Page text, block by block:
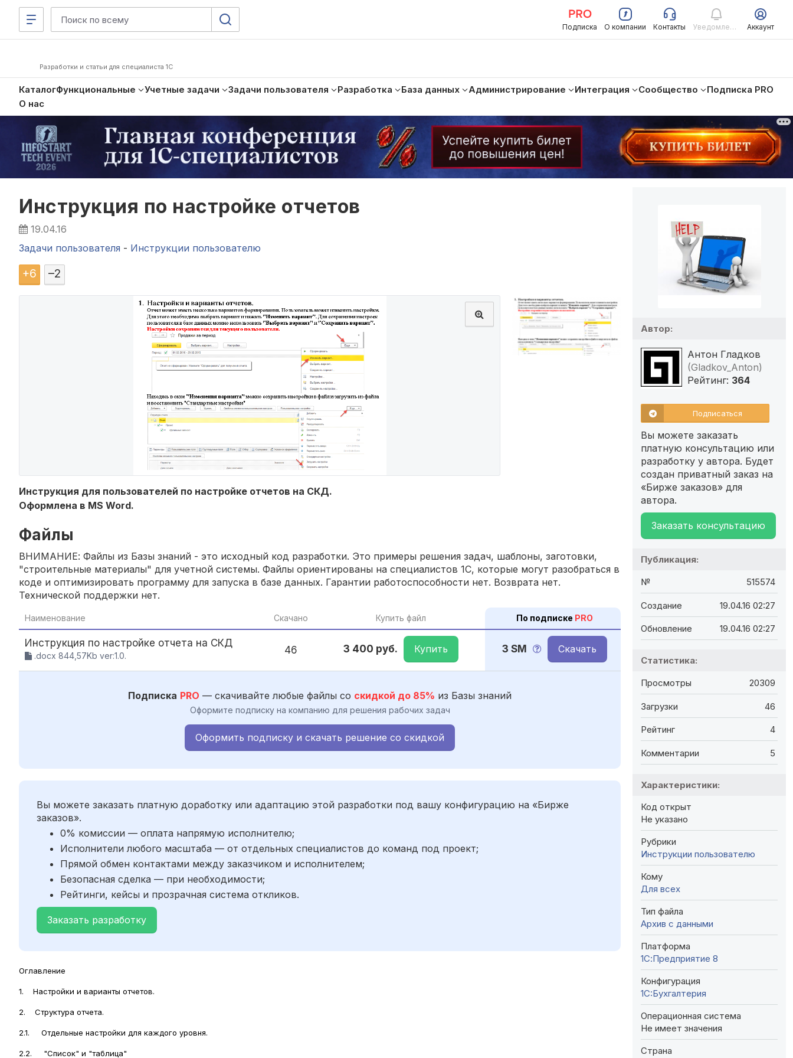
Подписка О компании Контакты Уведомления Аккаунт
Разработки и статьи для специалиста 1С
КаталогФункциональные Учетные задачи Задачи пользователя Разработка База данных Администрирование Интеграция Сообщество
Подписка PRO
О нас
Инструкция по настройке отчетов
19.04.16
Задачи пользователя - Инструкции пользователю
+6 –2
Инструкция для пользователей по настройке отчетов на СКД.
Оформлена в MS Word.
Файлы
ВНИМАНИЕ: Файлы из Базы знаний - это исходный код разработки. Это примеры решения задач, шаблоны, заготовки,
"строительные материалы" для учетной системы. Файлы ориентированы на специалистов 1С, которые могут разобраться в
коде и оптимизировать программу для запуска в базе данных. Гарантии работоспособности нет. Возврата нет.
Технической поддержки нет.
Наименование Скачано Купить файл По подписке PRO
Инструкция по настройке отчета на СКД
.docx 844,57Kb ver:1.0. 46 3 400 руб. Купить 3 SM Скачать
Подписка PRO — скачивайте любые файлы со скидкой до 85% из Базы знаний
Оформите подписку на компанию для решения рабочих задач
Оформить подписку и скачать решение со скидкой
Вы можете заказать платную доработку или адаптацию этой разработки под вашу конфигурацию на «Бирже
заказов».
0% комиссии — оплата напрямую исполнителю;
Исполнители любого масштаба — от отдельных специалистов до команд под проект;
Прямой обмен контактами между заказчиком и исполнителем;
Безопасная сделка — при необходимости;
Рейтинги, кейсы и прозрачная система откликов.
Заказать разработку
Оглавление
1. Настройки и варианты отчетов.
2. Структура отчета.
2.1. Отдельные настройки для каждого уровня.
2.2. "Список" и "таблица"
Автор:
Антон Гладков
(Gladkov_Anton)
Рейтинг: 364
Подписаться
Вы можете заказать
платную консультацию или
разработку у автора. Будет
создан приватный заказ на
«Бирже заказов» для
автора.
Заказать консультацию
Публикация:
№ 515574
Создание 19.04.16 02:27
Обновление 19.04.16 02:27
Статистика:
Просмотры 20309
Загрузки 46
Рейтинг 4
Комментарии 5
Характеристики:
Код открыт
Не указано
Рубрики
Инструкции пользователю
Кому
Для всех
Тип файла
Архив с данными
Платформа
1С:Предприятие 8
Конфигурация
1C:Бухгалтерия
Операционная система
Не имеет значения
Страна